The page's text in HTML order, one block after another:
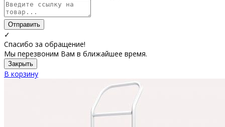
Отправить
✓
Спасибо за обращение!
Мы перезвоним Вам в ближайшее время.
Закрыть
В корзину